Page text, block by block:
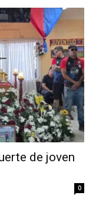
de joven
0